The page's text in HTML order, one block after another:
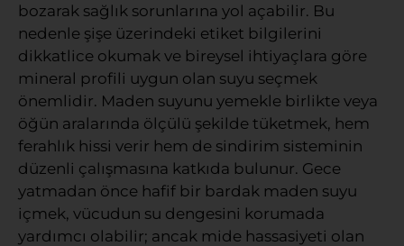
bozarak sağlık sorunlarına yol açabilir. Bu
nedenle şişe üzerindeki etiket bilgilerini
dikkatlice okumak ve bireysel ihtiyaçlara göre
mineral profili uygun olan suyu seçmek
önemlidir. Maden suyunu yemekle birlikte veya
öğün aralarında ölçülü şekilde tüketmek, hem
ferahlık hissi verir hem de sindirim sisteminin
düzenli çalışmasına katkıda bulunur. Gece
yatmadan önce hafif bir bardak maden suyu
içmek, vücudun su dengesini korumada
yardımcı olabilir; ancak mide hassasiyeti olan